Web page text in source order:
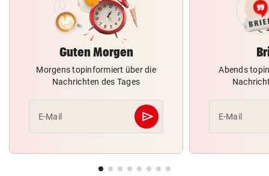
Guten Morgen
Morgens topinformiert über die
Nachrichten des Tages
E-Mail send
Abschicken
Abends
E-Mail